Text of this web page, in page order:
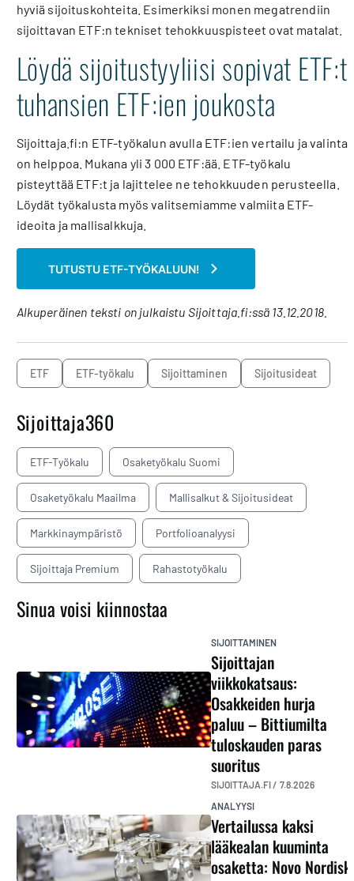
hyviä sijoituskohteita. Esimerkiksi monen megatrendiin
sijoittavan ETF:n tekniset tehokkuuspisteet ovat matalat.
Löydä sijoitustyyliisi sopivat ETF:t
tuhansien ETF:ien joukosta
Sijoittaja.fi:n ETF-työkalun avulla ETF:ien vertailu ja valinta
on helppoa. Mukana yli 3 000 ETF:ää. ETF-työkalu
pisteyttää ETF:t ja lajittelee ne tehokkuuden perusteella.
Löydät työkalusta myös valitsemiamme valmiita ETF-
ideoita ja mallisalkkuja.
TUTUSTU ETF-TYÖKALUUN!
Alkuperäinen teksti on julkaistu Sijoittaja.fi:ssä 13.12.2018.
ETF ETF-työkalu sijoittaminen sijoitusideat
Sijoittaja360
ETF-Työkalu Osaketyökalu Suomi
Osaketyökalu Maailma Mallisalkut & Sijoitusideat
Markkinaympäristö Portfolioanalyysi
Sijoittaja Premium Rahastotyökalu
Sinua voisi kiinnostaa
SIJOITTAMINEN
Sijoittajan
viikkokatsaus:
Osakkeiden hurja
paluu – Bittiumilta
tuloskauden paras
suoritus
SIJOITTAJA.FI / 7.8.2026
ANALYYSI
Vertailussa kaksi
lääkealan kuuminta
osaketta: Novo Nordisk